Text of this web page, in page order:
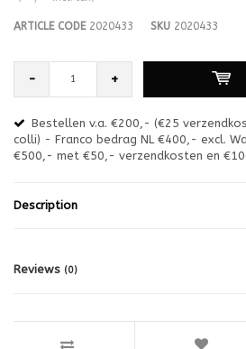
ARTICLE CODE2020433 SKU 2020433
- +
Bestellen v.a. €200,- (€25
colli) - Franco bedrag NL €400,- excl.
€500,- met €50,- verzendkosten en
Description
Reviews (0)